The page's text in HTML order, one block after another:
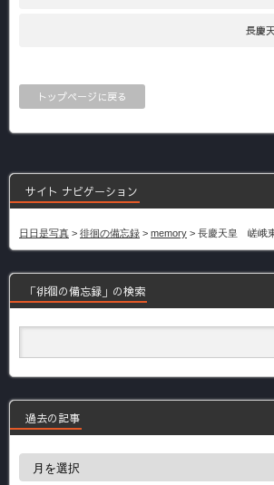
長慶
トップページに戻る
サイト ナビゲーション
日日是写真 > 徘徊の備忘録 > memory > 長慶天皇 嵯峨
「徘徊の備忘録」の検索
過去の記事
過